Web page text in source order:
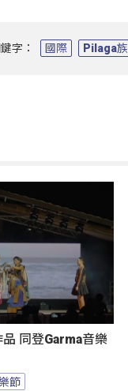
字： 國際 Pilaga族
同登Garma音樂
節